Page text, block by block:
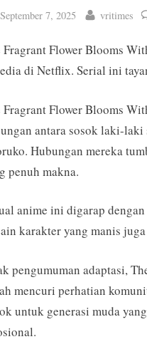
Posted
September 7, 2025 By
vritimes
Fragrant Flower Blooms
di Netflix. Serial ini
Fragrant Flower Blooms
antara sosok laki-laki
Hubungan mereka
penuh makna.
anime ini digarap
karakter yang manis
pengumuman adaptasi,
mencuri perhatian
untuk generasi muda